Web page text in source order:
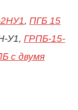
, ПГБ 15
У1, ГРПБ-15-
с двумя